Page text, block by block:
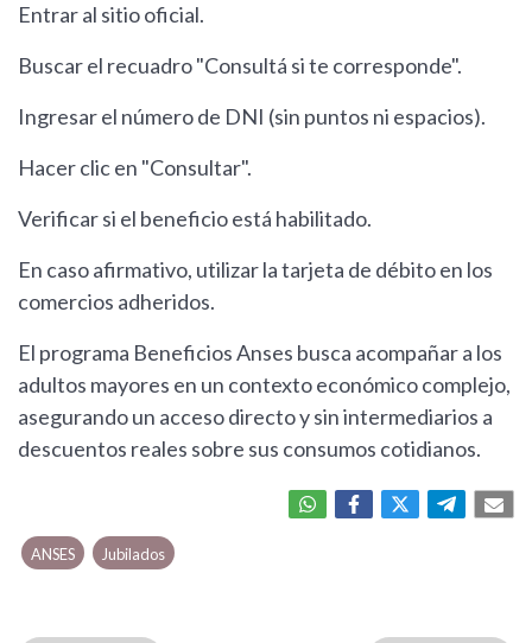
Entrar al sitio oficial.
Buscar el recuadro "Consultá si te corresponde".
Ingresar el número de DNI (sin puntos ni espacios).
Hacer clic en "Consultar".
Verificar si el beneficio está habilitado.
En caso afirmativo, utilizar la tarjeta de débito en los
comercios adheridos.
El programa Beneficios Anses busca acompañar a los
adultos mayores en un contexto económico complejo,
asegurando un acceso directo y sin intermediarios a
descuentos reales sobre sus consumos cotidianos.
ANSES Jubilados